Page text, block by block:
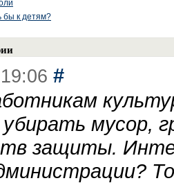
бы к детям?
#
мусор,
защиты.